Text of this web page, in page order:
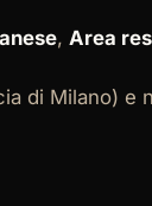
, Area
di Milano) e